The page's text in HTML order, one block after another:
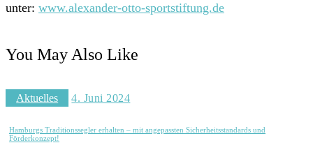
unter: www.alexander-otto-sportstiftung.de
You May Also Like
Aktuelles 4. Juni 2024
Hamburgs Traditionssegler erhalten – mit angepassten Sicherheitsstandards und
Förderkonzept!